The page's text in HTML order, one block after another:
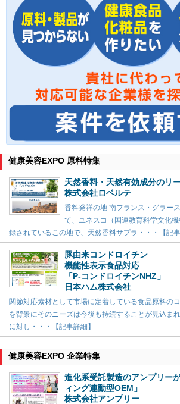
健康美容EXPO 原料特集
天然香料・天然有効成分のリ
株式会社ロベルテ
香料発祥の地 南フランス・グラー
て、ユネスコ（国連教育科学文化
録されているこの地で、天然香料サプラ・・・【記事
豚由来コンドロイチン
機能性表示食品対応
「P-コンドロイチンNHZ」
日本ハム株式会社
関節対応素材として市場に定着している食品原料の
を背景にそのニーズは今後も持続することが見込ま
に対し・・・【記事詳細】
健康美容EXPO 企業特集
進化系受託製造のアンプリー
ィング連動型OEM」
株式会社アンプリー